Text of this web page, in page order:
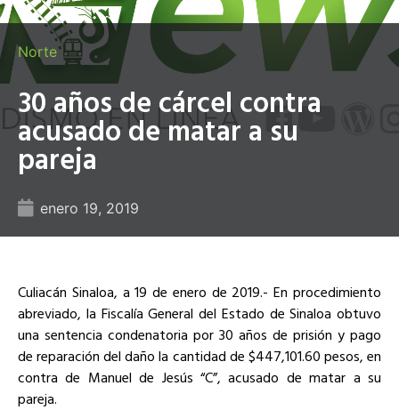
Norte
30 años de cárcel contra
acusado de matar a su
pareja
enero 19, 2019
Culiacán Sinaloa, a 19 de enero de 2019.- En procedimiento
abreviado, la Fiscalía General del Estado de Sinaloa obtuvo
una sentencia condenatoria por 30 años de prisión y pago
de reparación del daño la cantidad de $447,101.60 pesos, en
contra de Manuel de Jesús “C”, acusado de matar a su
pareja.